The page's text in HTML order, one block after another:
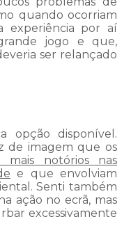
quando ocorriam
experiência por aí
jogo e que,
ser relançado
opção disponível.
de imagem que os
mais notórios nas
e que envolviam
Senti também
ação no ecrã, mas
excessivamente